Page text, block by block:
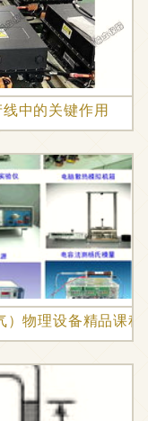
中的关键作用
物理设备精品课